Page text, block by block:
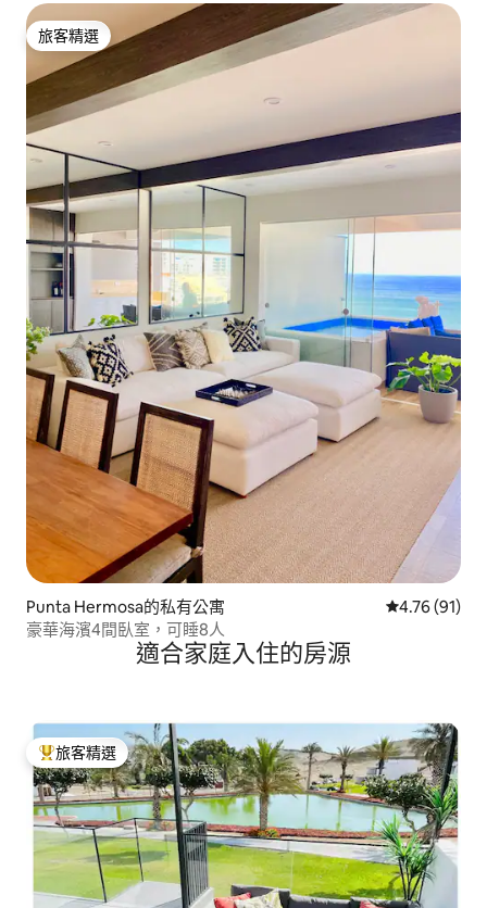
旅客精選
旅客精選
Punta Hermosa的私有公寓 從 91 則評價
4.76 (91)
豪華海濱4間臥室，可睡8人
適合家庭入住的房源
旅客精選榜首
旅客精選